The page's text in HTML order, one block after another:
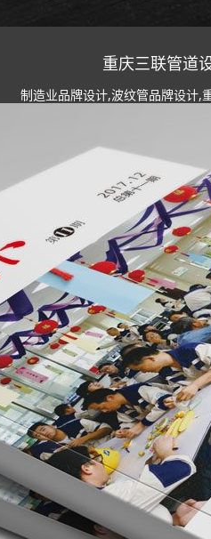
重庆三联管道
制造业品牌设计,波纹管品牌设计,